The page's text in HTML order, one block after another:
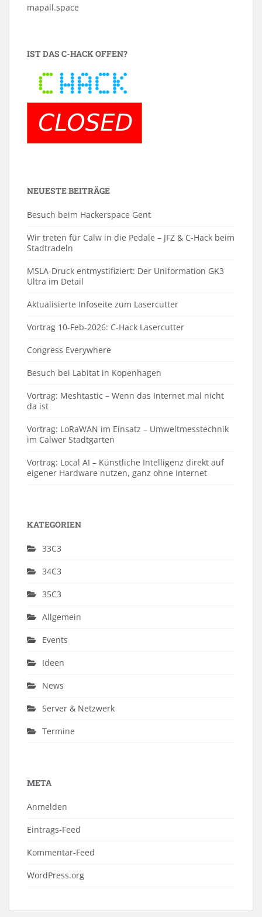
mapall.space
IST DAS C-HACK OFFEN?
NEUESTE BEITRÄGE
Besuch beim Hackerspace Gent
Wir treten für Calw in die Pedale – JFZ & C-Hack beim
Stadtradeln
MSLA-Druck entmystifiziert: Der Uniformation GK3
Ultra im Detail
Aktualisierte Infoseite zum Lasercutter
Vortrag 10-Feb-2026: C-Hack Lasercutter
Congress Everywhere
Besuch bei Labitat in Kopenhagen
Vortrag: Meshtastic – Wenn das Internet mal nicht
da ist
Vortrag: LoRaWAN im Einsatz – Umweltmesstechnik
im Calwer Stadtgarten
Vortrag: Local AI – Künstliche Intelligenz direkt auf
eigener Hardware nutzen, ganz ohne Internet
KATEGORIEN
33C3
34C3
35C3
Allgemein
Events
Ideen
News
Server & Netzwerk
Termine
META
Anmelden
Eintrags-Feed
Kommentar-Feed
WordPress.org